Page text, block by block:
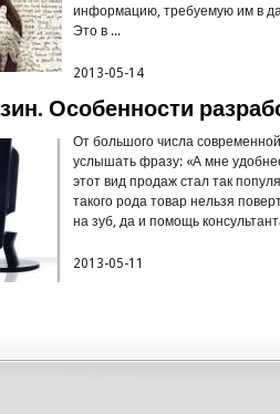
информацию, требуемую им в
Это в ...
2013-05-14
Особенности
От большого числа
услышать фразу: «А мне
этот вид продаж стал так
такого рода товар нельзя
на зуб, да и помощь
2013-05-11